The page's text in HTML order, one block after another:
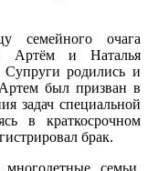
семейного очага
Артём и Наталья
Супруги родились и
был призван в
задач специальной
в краткосрочном
брак.
семьи,